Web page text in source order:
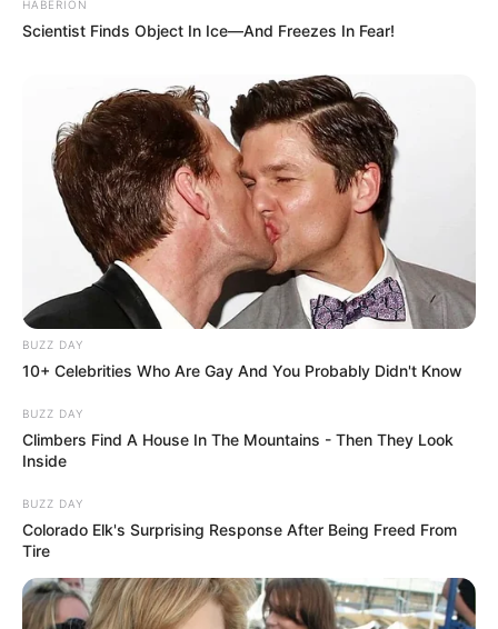
HABERION
Scientist Finds Object In Ice—And Freezes In Fear!
BUZZ DAY
10+ Celebrities Who Are Gay And You Probably Didn't Know
BUZZ DAY
Climbers Find A House In The Mountains - Then They Look
Inside
BUZZ DAY
Colorado Elk's Surprising Response After Being Freed From
Tire